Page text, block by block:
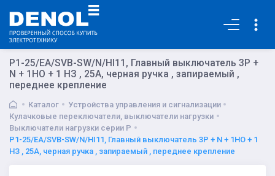
P1-25/EA/SVB-SW/N/HI11, Главный выключатель 3P +
N + 1НО + 1 НЗ , 25А, черная ручка , запираемый ,
переднее крепление
Каталог
Устройства управления и сигнализации
Кулачковые переключатели, выключатели нагрузки
Выключатели нагрузки серии P
P1-25/EA/SVB-SW/N/HI11, Главный выключатель 3P + N + 1НО + 1
НЗ , 25А, черная ручка , запираемый , переднее крепление